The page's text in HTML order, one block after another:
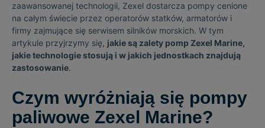
zaawansowanej technologii, Zexel dostarcza pompy cenione
na całym świecie przez operatorów statków, armatorów i
firmy zajmujące się serwisem silników morskich. W tym
artykule przyjrzymy się, jakie są zalety pomp Zexel Marine,
jakie technologie stosują i w jakich jednostkach znajdują
zastosowanie.
Czym wyróżniają się pompy
paliwowe Zexel Marine?